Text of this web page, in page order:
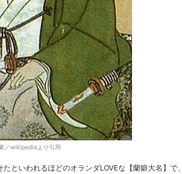
／wikipediaより引用
といわれるほどのオランダLOVEな【蘭癖大名】で